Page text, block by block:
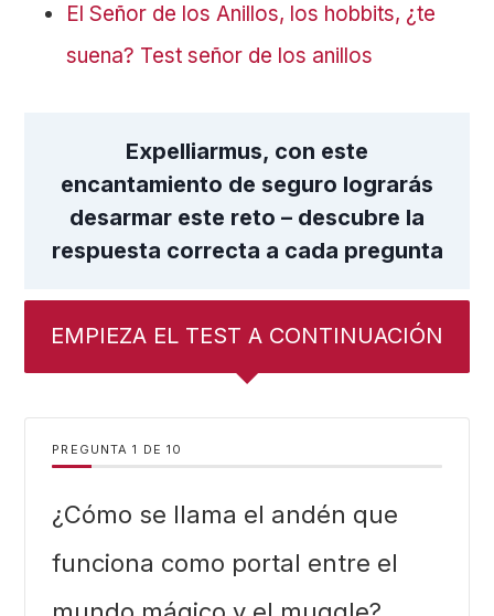
El Señor de los Anillos, los hobbits, ¿te
suena? Test señor de los anillos
Expelliarmus, con este
encantamiento de seguro lograrás
desarmar este reto – descubre la
respuesta correcta a cada pregunta
EMPIEZA EL TEST A CONTINUACIÓN
PREGUNTA DE 10
¿Cómo se llama el andén que
funciona como portal entre el